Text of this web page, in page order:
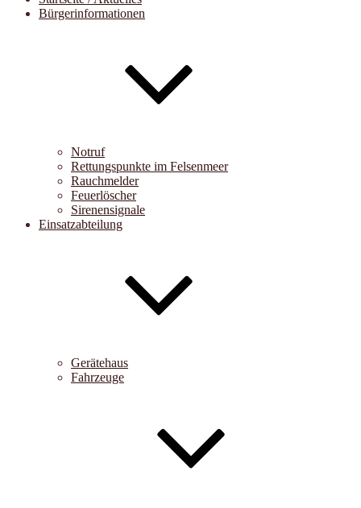
Bürgerinformationen
Notruf
Rettungspunkte im Felsenmeer
Rauchmelder
Feuerlöscher
Sirenensignale
Einsatzabteilung
Gerätehaus
Fahrzeuge